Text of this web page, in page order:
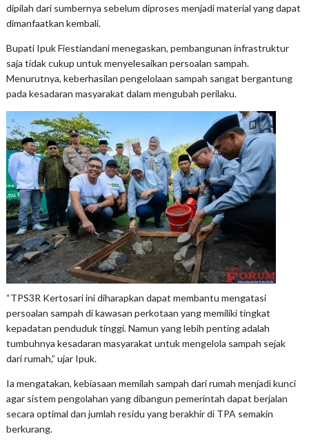
dipilah dari sumbernya sebelum diproses menjadi material yang dapat
dimanfaatkan kembali.
Bupati Ipuk Fiestiandani menegaskan, pembangunan infrastruktur
saja tidak cukup untuk menyelesaikan persoalan sampah.
Menurutnya, keberhasilan pengelolaan sampah sangat bergantung
pada kesadaran masyarakat dalam mengubah perilaku.
“TPS3R Kertosari ini diharapkan dapat membantu mengatasi
persoalan sampah di kawasan perkotaan yang memiliki tingkat
kepadatan penduduk tinggi. Namun yang lebih penting adalah
tumbuhnya kesadaran masyarakat untuk mengelola sampah sejak
dari rumah,” ujar Ipuk.
Ia mengatakan, kebiasaan memilah sampah dari rumah menjadi kunci
agar sistem pengolahan yang dibangun pemerintah dapat berjalan
secara optimal dan jumlah residu yang berakhir di TPA semakin
berkurang.